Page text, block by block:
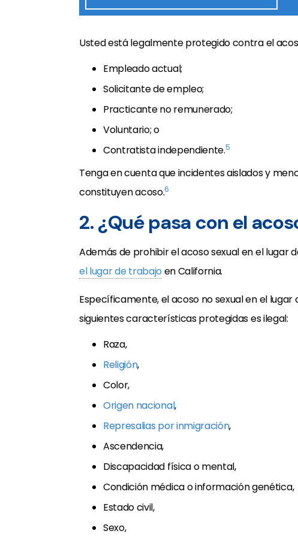
Usted está legalmente protegido contra el
Empleado actual;
Solicitante de empleo;
Practicante no remunerado;
Voluntario; o
Contratista independiente.5
Tenga en cuenta que incidentes aislados y
constituyen acoso.6
2. ¿Qué pasa con el
Además de prohibir el acoso sexual en el lugar
el lugar de trabajo en California.
Específicamente, el acoso no sexual en el
siguientes características protegidas es ilegal:
Raza,
Religión,
Color,
Origen nacional,
Represalias por inmigración,
Ascendencia,
Discapacidad física o mental,
Condición médica o información genética,
Estado civil,
Sexo,